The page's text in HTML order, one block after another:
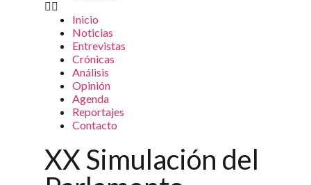
Inicio
Noticias
Entrevistas
Crónicas
Análisis
Opinión
Agenda
Reportajes
Contacto
XX Simulación del